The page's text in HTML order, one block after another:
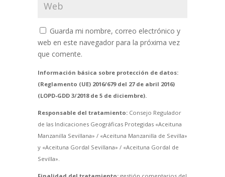
Guarda mi nombre, correo electrónico y
web en este navegador para la próxima vez
que comente.
Información básica sobre protección de datos:
(Reglamento (UE) 2016/679 del 27 de abril 2016)
(LOPD-GDD 3/2018 de 5 de diciembre).
Responsable del tratamiento:Consejo Regulador
de las Indicaciones Geográficas Protegidas «Aceituna
Manzanilla Sevillana» / «Aceituna Manzanilla de Sevilla»
y «Aceituna Gordal Sevillana» / «Aceituna Gordal de
Sevilla».